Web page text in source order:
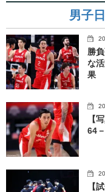
男子
勝
な
果
【
64
【